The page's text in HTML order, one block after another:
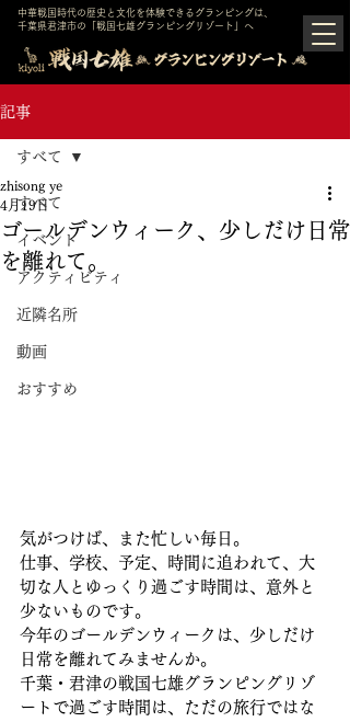
中華戦国時代の歴史と文化を体験できるグランピングは、
千葉県君津市の「戦国七雄グランピングリゾート」へ
記事
すべて
イベント
アクティビティ
近隣名所
動画
おすすめ
すべて
ゴールデンウィーク、少しだけ日常
を離れて。
zhisong ye
4月19日
気がつけば、また忙しい毎日。
仕事、学校、予定、時間に追われて、大
切な人とゆっくり過ごす時間は、意外と
少ないものです。
今年のゴールデンウィークは、少しだけ
日常を離れてみませんか。
千葉・君津の戦国七雄グランピングリゾ
ートで過ごす時間は、ただの旅行ではな